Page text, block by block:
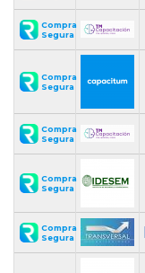
Compra
Segura
Compra
Segura
Compra
Segura
Compra
Segura
Compra
Segura